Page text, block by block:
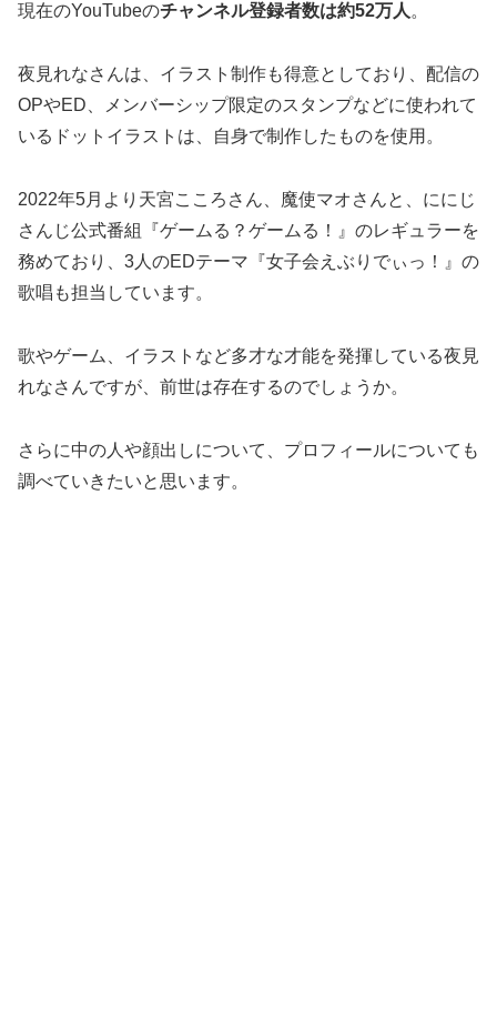
現在のYouTubeのチャンネル登録者数は約52万人。
夜見れなさんは、イラスト制作も得意としており、配信の
OPやED、メンバーシップ限定のスタンプなどに使われて
いるドットイラストは、自身で制作したものを使用。
2022年5月より天宮こころさん、魔使マオさんと、ににじ
さんじ公式番組『ゲームる？ゲームる！』のレギュラーを
務めており、3人のEDテーマ『女子会えぶりでぃっ！』の
歌唱も担当しています。
歌やゲーム、イラストなど多才な才能を発揮している夜見
れなさんですが、前世は存在するのでしょうか。
さらに中の人や顔出しについて、プロフィールについても
調べていきたいと思います。